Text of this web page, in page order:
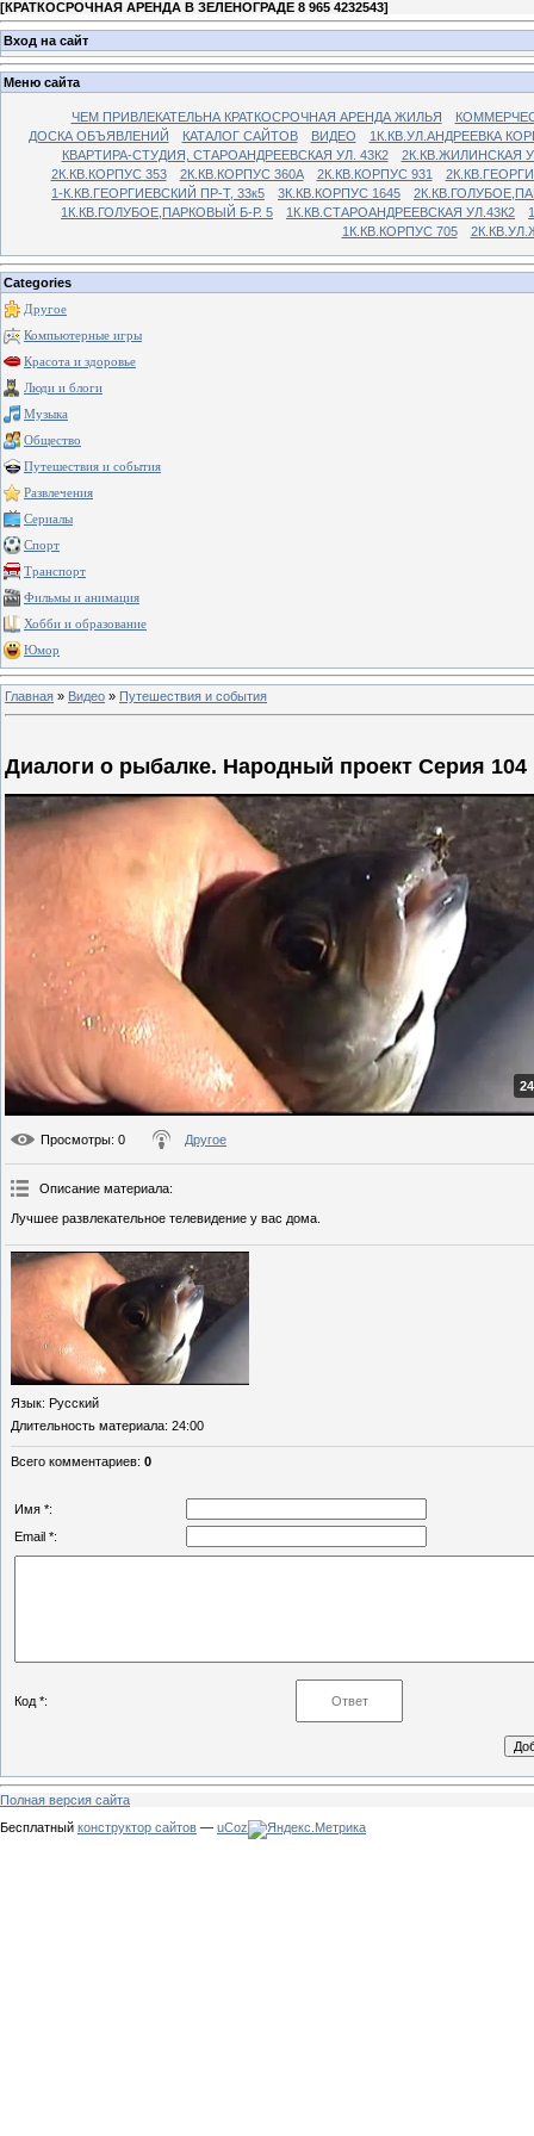
[КРАТКОСРОЧНАЯ АРЕНДА В ЗЕЛЕНОГРАДЕ 8 965 4232543]
Вход на сайт
Меню сайта
ЧЕМ ПРИВЛЕКАТЕЛЬНА КРАТКОСРОЧНАЯ АРЕНДА ЖИЛЬЯ
ДОСКА ОБЪЯВЛЕНИЙ
КАТАЛОГ САЙТОВ ВИДЕО
1К.КВ.УЛ.АНДРЕЕВКА
КВАРТИРА-СТУДИЯ, СТАРОАНДРЕЕВСКАЯ УЛ. 43К2
2К.КВ.ЖИЛИНСКАЯ
2К.КВ.КОРПУС 353
2К.КВ.КОРПУС 360А 2К.КВ.КОРПУС 931
1-К.КВ.ГЕОРГИЕВСКИЙ ПР-Т, 33к5
3К.КВ.КОРПУС 1645
1К.КВ.ГОЛУБОЕ,ПАРКОВЫЙ Б-Р. 5
1К.КВ.СТАРОАНДРЕЕВСКАЯ УЛ.43К2
1К.КВ.КОРПУС 705
Categories
Другое
Компьютерные игры
Красота и здоровье
Люди и блоги
Музыка
Общество
Путешествия и события
Развлечения
Сериалы
Спорт
Транспорт
Фильмы и анимация
Хобби и образование
Юмор
Главная » Видео » Путешествия и события
Диалоги о рыбалке. Народный проект Серия 104
Просмотры: 0 Другое
Описание материала:
Лучшее развлекательное телевидение у вас дома.
Язык: Русский
Длительность материала: 24:00
Всего комментариев: 0
Имя *:
Email *:
Код *:
Полная версия сайта
Бесплатный конструктор сайтов — uCoz